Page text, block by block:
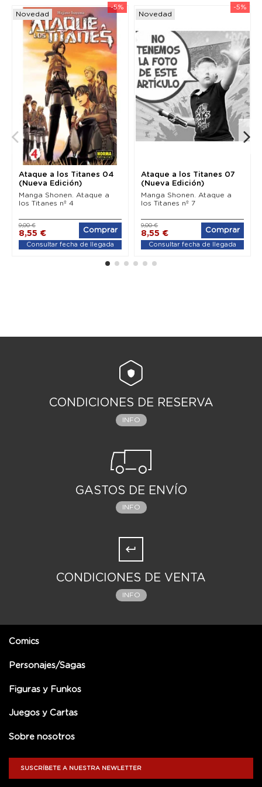
-5%
Novedad
Ataque a los Titanes 04
(Nueva Edición)
Manga Shonen. Ataque a
los Titanes nº 4
8,55 €
9,00 €
Comprar
Consultar fecha de llegada
-5%
Novedad
Ataque a los Titanes 07
(Nueva Edición)
Manga Shonen. Ataque a
los Titanes nº 7
8,55 €
9,00 €
Comprar
Consultar fecha de llegada
CONDICIONES DE RESERVA
INFO
GASTOS DE ENVÍO
INFO
CONDICIONES DE VENTA
INFO
Comics
Personajes/Sagas
Figuras y Funkos
Juegos y Cartas
Sobre nosotros
SUSCRÍBETE A NUESTRA NEWLETTER